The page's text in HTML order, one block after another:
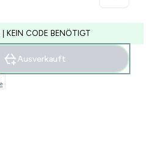
| KEIN CODE BENÖTIGT
Ausverkauft